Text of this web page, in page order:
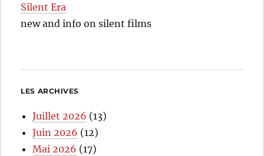
Silent Era
new and info on silent films
LES ARCHIVES
Juillet 2026 (13)
Juin 2026 (12)
Mai 2026 (17)